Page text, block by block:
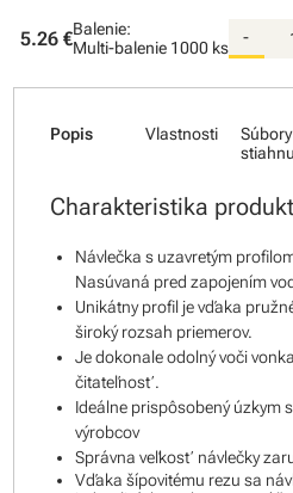
5.26 €Balenie:
Multi-balenie 1000 ks
-
Popis Vlastnosti
Charakteristika
Návlečka s uzavretým
Nasúvaná pred zapojením
Unikátny profil je vďaka
široký rozsah priemerov.
Je dokonale odolný voči
čitateľnosť.
Ideálne prispôsobený úzkym
výrobcov
Správna veľkosť návlečky
Vďaka šípovitému rezu sa